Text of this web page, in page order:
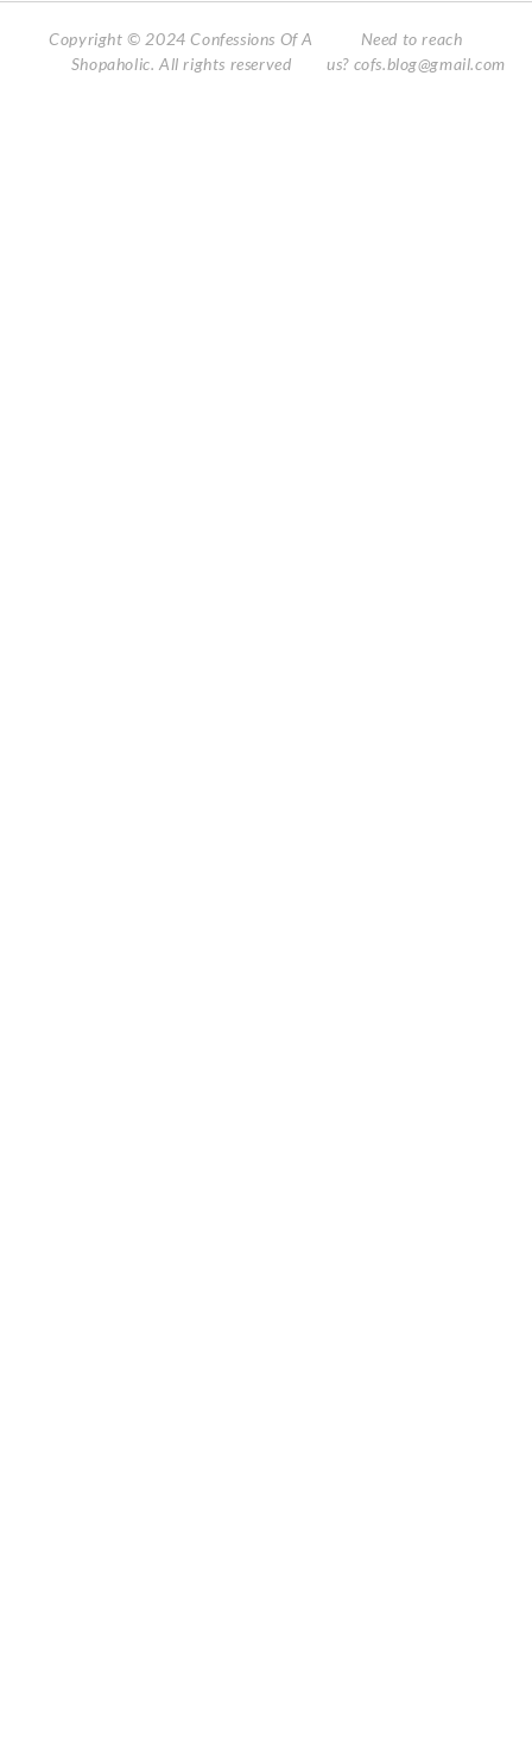
Copyright © 2024 Confessions Of A
Shopaholic. All rights reserved
Need to reach
us? cofs.blog@gmail.com